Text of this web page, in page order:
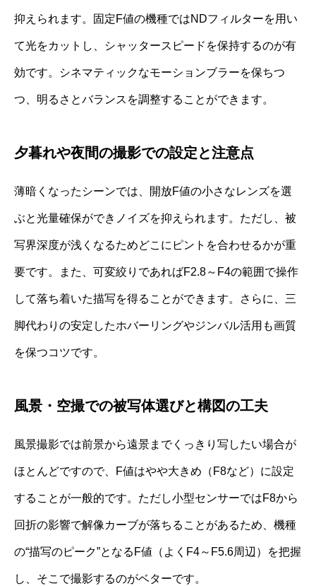
抑えられます。固定F値の機種ではNDフィルターを用い
て光をカットし、シャッタースピードを保持するのが有
効です。シネマティックなモーションブラーを保ちつ
つ、明るさとバランスを調整することができます。
夕暮れや夜間の撮影での設定と注意点
薄暗くなったシーンでは、開放F値の小さなレンズを選
ぶと光量確保ができノイズを抑えられます。ただし、被
写界深度が浅くなるためどこにピントを合わせるかが重
要です。また、可変絞りであればF2.8～F4の範囲で操作
して落ち着いた描写を得ることができます。さらに、三
脚代わりの安定したホバーリングやジンバル活用も画質
を保つコツです。
風景・空撮での被写体選びと構図の工夫
風景撮影では前景から遠景までくっきり写したい場合が
ほとんどですので、F値はやや大きめ（F8など）に設定
することが一般的です。ただし小型センサーではF8から
回折の影響で解像カーブが落ちることがあるため、機種
の“描写のピーク”となるF値（よくF4～F5.6周辺）を把握
し、そこで撮影するのがベターです。